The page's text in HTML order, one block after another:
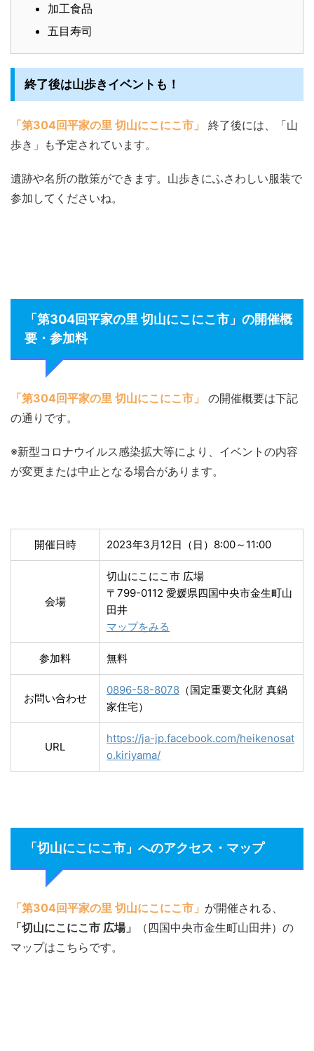
加工食品
五目寿司
終了後は山歩きイベントも！
「第304回平家の里 切山にこにこ市」
終了後には、「山
歩き」も予定されています。
遺跡や名所の散策ができます。山歩きにふさわしい服装で
参加してくださいね。
「第304回平家の里 切山にこにこ市」の開催概
要・参加料
「第304回平家の里 切山にこにこ市」
の開催概要は下記
の通りです。
※新型コロナウイルス感染拡大等により、イベントの内容
が変更または中止となる場合があります。
開催日時 2023年3月12日（日）8:00～11:00
会場
切山にこにこ市 広場
〒799-0112 愛媛県四国中央市金生町山
田井
マップをみる
参加料 無料
お問い合わせ
0896-58-8078 （国定重要文化財 真鍋
家住宅）
URL
https://ja-jp.facebook.com/heikenosat
o.kiriyama/
「切山にこにこ市」へのアクセス・マップ
「第304回平家の里 切山にこにこ市」 が開催される、
「切山にこにこ市 広場」
（四国中央市金生町山田井）の
マップはこちらです。